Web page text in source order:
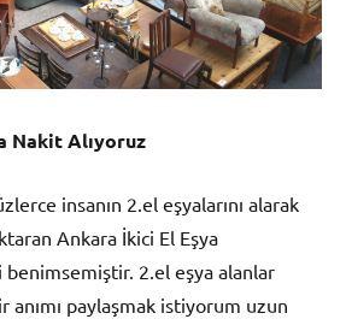
Nakit Alıyoruz
insanın 2.el eşyalarını alarak
Ankara İkici El Eşya
2.el eşya alanlar
anımı paylaşmak istiyorum uzun